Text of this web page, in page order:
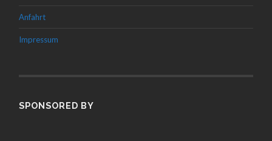
Anfahrt
Impressum
SPONSORED BY